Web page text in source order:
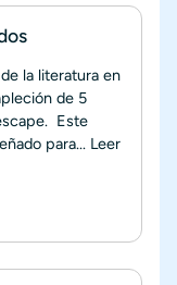
la literatura en
de 5
Este
para... Leer